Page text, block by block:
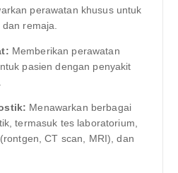
perawatan khusus untuk
remaja.
Memberikan perawatan
pasien dengan penyakit
Menawarkan berbagai
termasuk tes laboratorium,
CT scan, MRI), dan